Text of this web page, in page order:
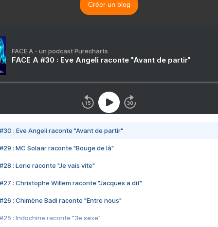
Créer un blog
FACE A - un podcast Purecharts
FACE A #30 : Eve Angeli raconte "Avant de partir"
#30 : Eve Angeli raconte "Avant de partir"
#29 : MC Solaar raconte "Bouge de là"
#28 : Lorie raconte "Je vais vite"
#27 : Christophe Willem raconte "Jacques a dit"
#26 : Chimène Badi raconte "Entre nous"
#25 : Indochine raconte "3e sexe"